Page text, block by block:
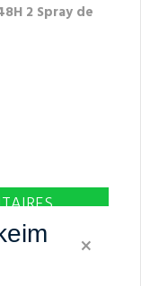
×
2 Spray de